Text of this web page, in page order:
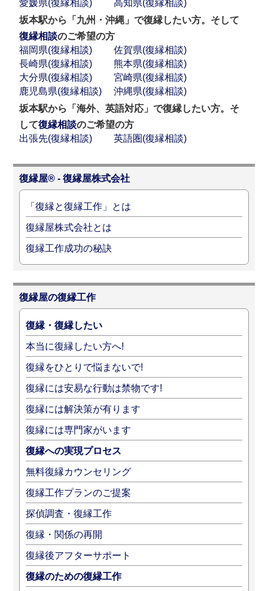
愛媛県(復縁相談)
高知県(復縁相談)
坂本駅から「九州・沖縄」で復縁したい方。そして
復縁相談のご希望の方
福岡県(復縁相談)
佐賀県(復縁相談)
長崎県(復縁相談)
熊本県(復縁相談)
大分県(復縁相談)
宮崎県(復縁相談)
鹿児島県(復縁相談)
沖縄県(復縁相談)
坂本駅から「海外、英語対応」で復縁したい方。そ
して復縁相談のご希望の方
出張先(復縁相談)
英語圏(復縁相談)
復縁屋® - 復縁屋株式会社
「復縁と復縁工作」とは
復縁屋株式会社とは
復縁工作成功の秘訣
復縁屋の復縁工作
復縁・復縁したい
本当に復縁したい方へ!
復縁をひとりで悩まないで!
復縁には安易な行動は禁物です!
復縁には解決策が有ります
復縁には専門家がいます
復縁への実現プロセス
無料復縁カウンセリング
復縁工作プランのご提案
探偵調査・復縁工作
復縁・関係の再開
復縁後アフターサポート
復縁のための復縁工作